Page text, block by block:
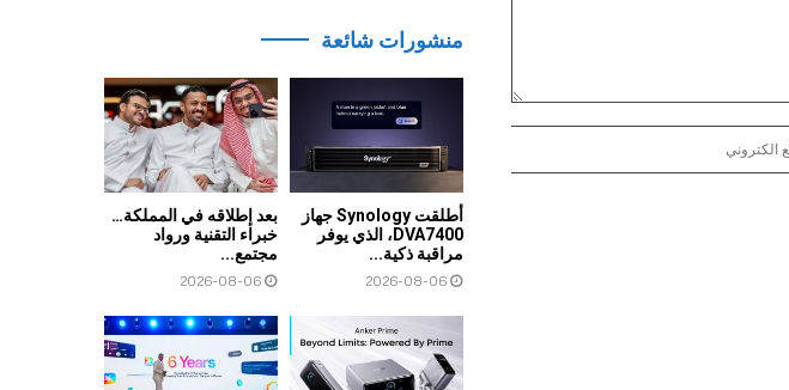
منشورات شائعة
أطلقت Synology جهاز
DVA7400، الذي يوفر
مراقبة ذكية...
2026-08-06
بعد إطلاقه في المملكة…
خبراء التقنية ورواد
مجتمع...
2026-08-06